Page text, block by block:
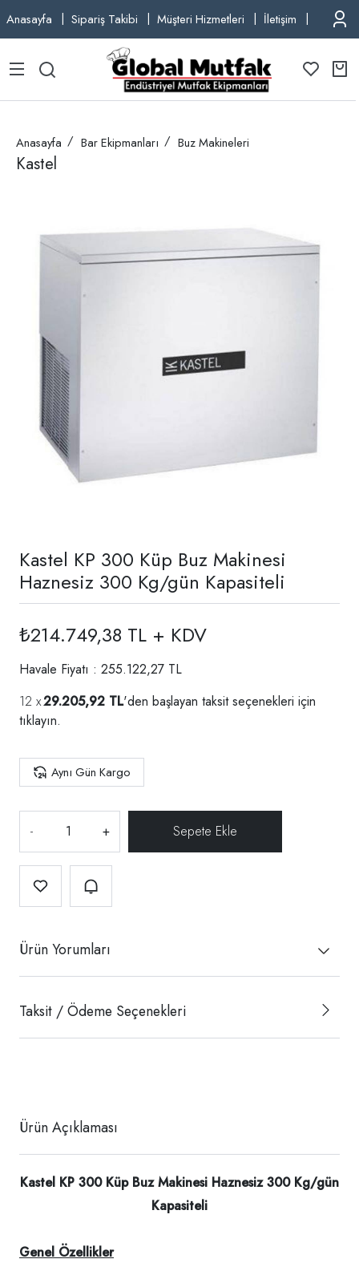
Anasayfa Sipariş Takibi Müşteri Hizmetleri İletişim TEL:
Anasayfa Bar Ekipmanları Buz Makineleri
Kastel
Kastel KP 300 Küp Buz Makinesi
Haznesiz 300 Kg/gün Kapasiteli
₺214.749,38 TL + KDV
Havale Fiyatı : 255.122,27 TL
29.205,92 TL'den başlayan taksit seçenekleri için
tıklayın.
Aynı Gün Kargo
- +
Ürün Yorumları
Taksit / Ödeme Seçenekleri
Ürün Açıklaması
Kastel KP 300 Küp Buz Makinesi Haznesiz 300 Kg/gün
Kapasiteli
Genel Özellikler